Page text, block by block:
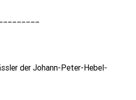
der Johann-Peter-Hebel-